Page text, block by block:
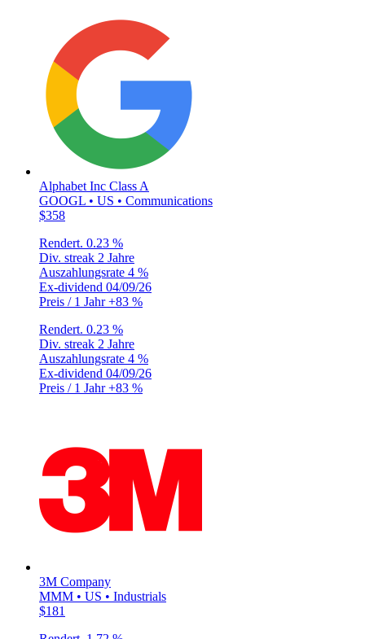
Alphabet Inc Class A
GOOGL • US • Communications
$358
Rendert. 0.23 %
Div. streak 2 Jahre
Auszahlungsrate 4 %
Ex-dividend 04/09/26
Preis / 1 Jahr+83 %
Rendert. 0.23 %
Div. streak 2 Jahre
Auszahlungsrate 4 %
Ex-dividend 04/09/26
Preis / 1 Jahr+83 %
3M Company
MMM • US • Industrials
$181